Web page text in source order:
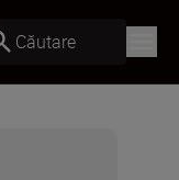
Căutare